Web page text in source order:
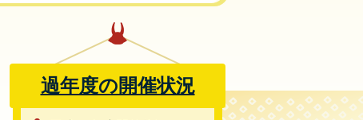
過年度の開催状況